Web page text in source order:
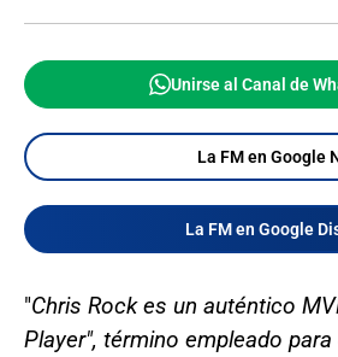
Unirse al Canal de
La FM en Google
La FM en Google
"Chris Rock es un auténtico
Player", término empleado